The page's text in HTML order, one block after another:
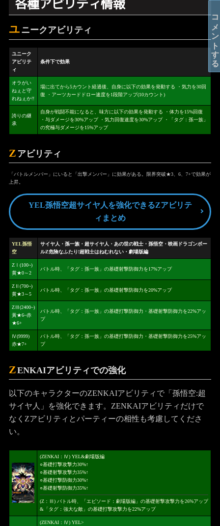
各種アビリティ情報
ユ ニークアビリティ
ユニーク
アビリテ
ィ
条件下で効果
オラがい
ねぇと守
れねぇか!!
場に出てから5カウント経過後、自身に以下の効果を発動する ・気力を30回
復 ・アーツカードドロー速度を1段階アップ(10カウント)
誇りの継
承
自身が戦闘不能になると、味方に以下の効果を発動する ・体力を15%回復
・与ダメージを30%アップ ・気力回復速度を30%アップ ・「タグ：孫一族」
の究極与ダメージを15%アップ
Z アビリティ
「バトルメンバー」にいると「出撃メンバー」に効果がある。限界突破★3、6、7+で効果が
上昇。
YEL孫悟空超サイヤ人を強化できるZアビリテ
ィまとめ
YEL孫悟
空
サイヤ人・孫一族・超サイヤ人・あの世の戦士・孫悟空・映画ドラゴンボー
ルZ危険なふたり!超戦士はねむれない・劇場版編
ZⅠ(100~)
黄★0～2
バトル時、「タグ：孫一族」の基礎射撃防御力を17%アップ
ZⅡ(700~)
黄★3～5
バトル時、「タグ：孫一族」の基礎射撃防御力を20%アップ
ZⅢ(2400~)
黃★6~赤
★6+
バトル時、「タグ：孫一族」の基礎打撃防御力・基礎射撃防御力を22%アッ
プ
Ⅳ(9999)
赤★7+
バトル時、「タグ：孫一族」の基礎打撃防御力・基礎射撃防御力を25%アッ
プ
ZENKAIアビリティでの強化
以下のキャラクターのZENKAIアビリティで「孫悟空:超
サイヤ人」を強化できます。ZENKAIアビリティだけで
なくZアビリティとパーティーの相性も考慮してくださ
い。
(ZENKAI：Ⅳ) YEL&劇場版編
○基礎打撃攻撃力30%↑
○基礎射撃攻撃力35%↑
○基礎打撃防御力30%↑
○基礎射撃防御力35%↑
(Z：Ⅲ) バトル時、「エピソード：劇場版編」の基礎射撃攻撃力を26%アップ
&「タグ：強大な敵」の基礎打撃攻撃力を22%アップ
(ZENKAI：Ⅳ) YEL>
コメントする